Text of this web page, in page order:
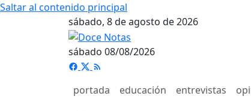
Saltar al contenido principal
sábado, 8 de agosto de 2026
sábado 08/08/2026
portada educación entrevistas